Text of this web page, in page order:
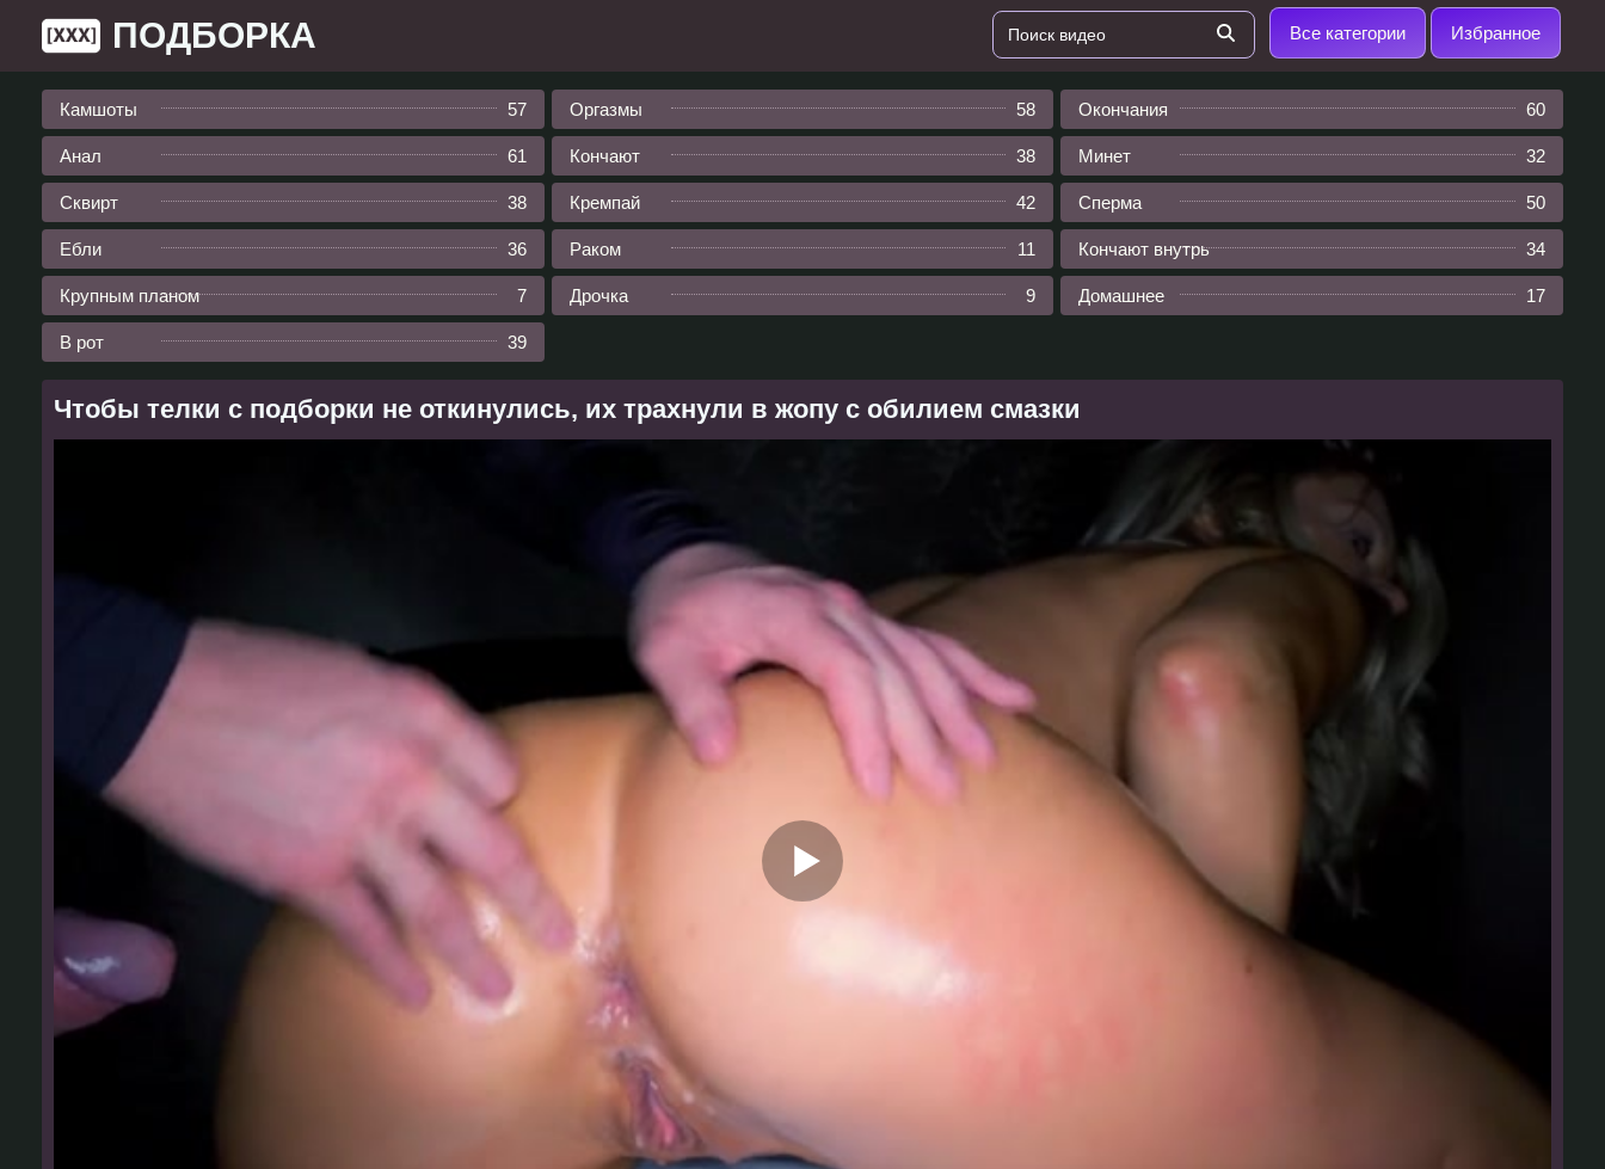
ПОДБОРКА Все категории Избранное
Камшоты 57 Оргазмы 58 Окончания 60
Анал 61 Кончают 38 Минет 32
Сквирт 38 Кремпай 42 Сперма 50
Ебли 36 Раком 11 Кончают внутрь 34
Крупным планом 7 Дрочка 9 Домашнее 17
В рот 39
Чтобы телки с подборки не откинулись, их трахнули в жопу с обилием смазки